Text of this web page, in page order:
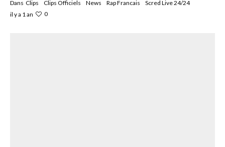
Dans Clips Clips Officiels News Rap Francais
Scred Live 24/24
il y a 1 an
0